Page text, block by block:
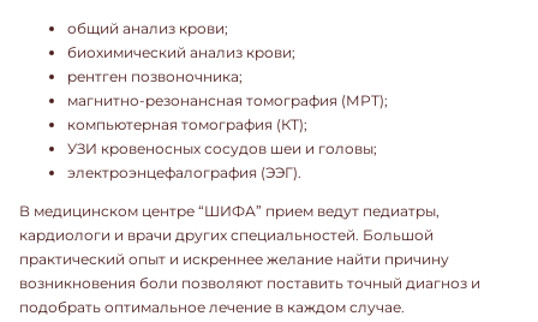
общий анализ крови;
биохимический анализ крови;
рентген позвоночника;
магнитно-резонансная томография (МРТ);
компьютерная томография (КТ);
УЗИ кровеносных сосудов шеи и головы;
электроэнцефалография (ЭЭГ).
В медицинском центре “ШИФА” прием ведут педиатры,
кардиологи и врачи других специальностей. Большой
практический опыт и искреннее желание найти причину
возникновения боли позволяют поставить точный диагноз и
подобрать оптимальное лечение в каждом случае.